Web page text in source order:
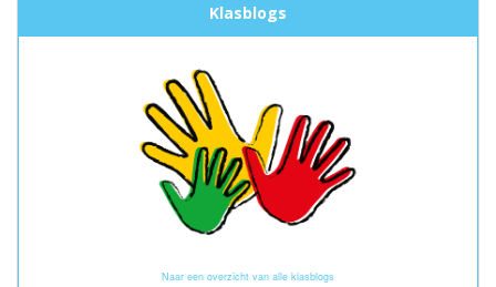
Klasblogs
Naar een overzicht van alle klasblogs